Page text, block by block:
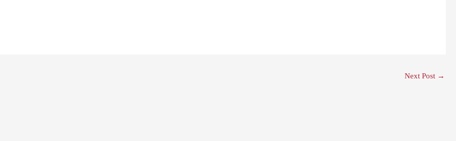
Next Post →